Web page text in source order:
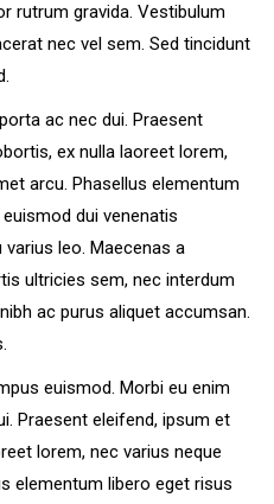
rutrum gravida. Vestibulum
nec vel sem. Sed tincidunt
ac nec dui. Praesent
ex nulla laoreet lorem,
arcu. Phasellus elementum
dui venenatis
leo. Maecenas a
ultricies sem, nec interdum
ac purus aliquet accumsan.
euismod. Morbi eu enim
Praesent eleifend, ipsum et
lorem, nec varius neque
elementum libero eget risus